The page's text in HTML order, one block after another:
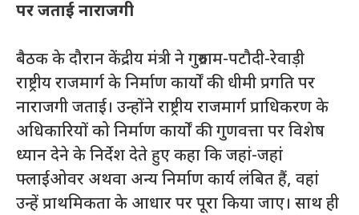
पर जताई नाराजगी
बैठक के दौरान केंद्रीय मंत्री ने गुरुग्राम-पटौदी-रेवाड़ी
राष्ट्रीय राजमार्ग के निर्माण कार्यों की धीमी प्रगति पर
नाराजगी जताई। उन्होंने राष्ट्रीय राजमार्ग प्राधिकरण के
अधिकारियों को निर्माण कार्यों की गुणवत्ता पर विशेष
ध्यान देने के निर्देश देते हुए कहा कि जहां-जहां
फ्लाईओवर अथवा अन्य निर्माण कार्य लंबित हैं, वहां
उन्हें प्राथमिकता के आधार पर पूरा किया जाए। साथ ही